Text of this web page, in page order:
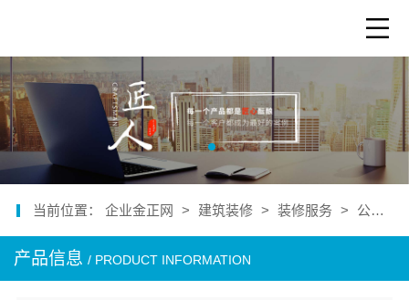
当前位置： 企业金正网 > 建筑装修 > 装修服务 > 公司产品
产品信息 / PRODUCT INFORMATION